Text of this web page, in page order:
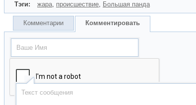
Тэги: жара, происшествие, Большая панда
Комментарии Комментировать